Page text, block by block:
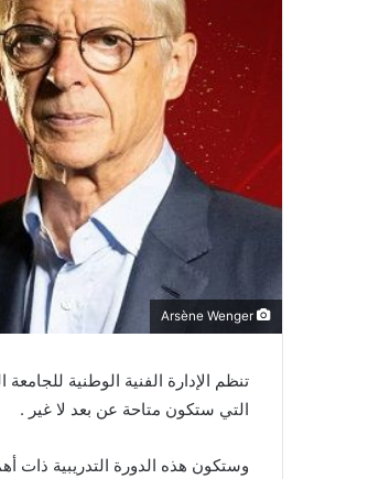
تنظم الإدارة الفنية الوطنية
التي ستكون متاحة عن بعد لا غير .
وستكون هذه الدورة التدريبية ذات